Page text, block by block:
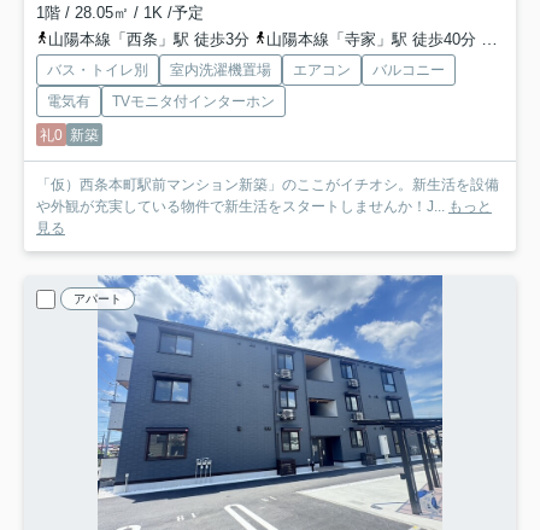
1階 / 28.05㎡ / 1K /予定
山陽本線「西条」駅 徒歩3分
山陽本線「寺家」駅 徒歩40分
バス・トイレ別 室内洗濯機置場 エアコン
バルコニー
電気有
TVモニタ付インターホン
礼0 新築
「仮）西条本町駅前マンション新築」のここがイチオシ。新生活を設備
や外観が充実している物件で新生活をスタートしませんか！J...
もっと
見る
アパート